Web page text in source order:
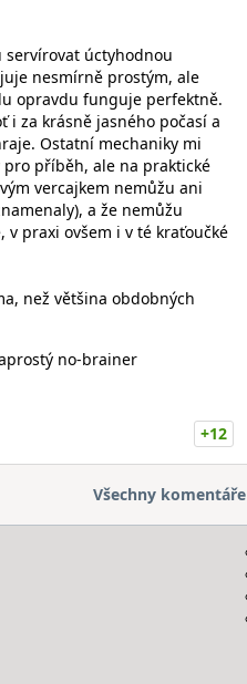
úctyhodnou
nesmírně prostým, ale
opravdu funguje perfektně.
i za krásně jasného počasí a
Ostatní mechaniky mi
příběh, ale na praktické
vercajkem nemůžu ani
a že nemůžu
praxi ovšem i v té kraťoučké
než většina obdobných
no-brainer
+12
Všechny komentáře